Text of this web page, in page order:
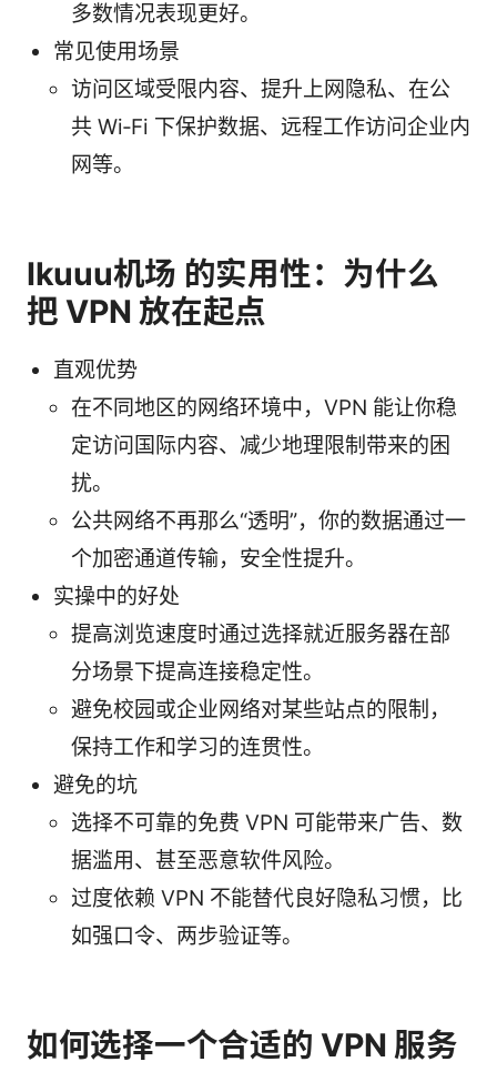
多数情况表现更好。
常见使用场景
访问区域受限内容、提升上网隐私、在公
共 Wi‑Fi 下保护数据、远程工作访问企业内
网等。
Ikuuu机场 的实用性：为什么
把 VPN 放在起点
直观优势
在不同地区的网络环境中，VPN 能让你稳
定访问国际内容、减少地理限制带来的困
扰。
公共网络不再那么“透明”，你的数据通过一
个加密通道传输，安全性提升。
实操中的好处
提高浏览速度时通过选择就近服务器在部
分场景下提高连接稳定性。
避免校园或企业网络对某些站点的限制，
保持工作和学习的连贯性。
避免的坑
选择不可靠的免费 VPN 可能带来广告、数
据滥用、甚至恶意软件风险。
过度依赖 VPN 不能替代良好隐私习惯，比
如强口令、两步验证等。
如何选择一个合适的 VPN 服务